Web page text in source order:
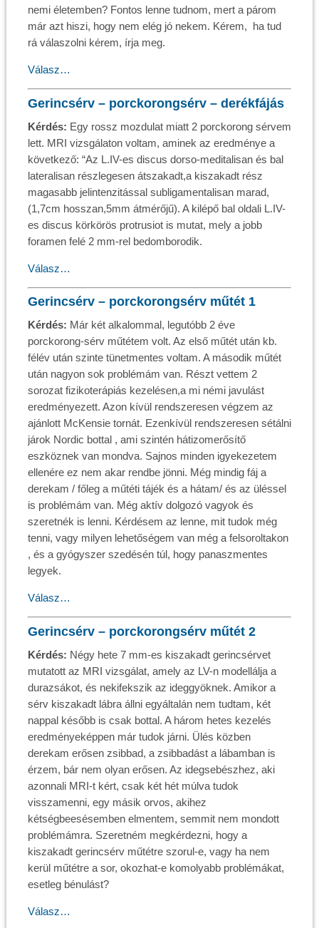
nemi életemben? Fontos lenne tudnom, mert a párom
már azt hiszi, hogy nem elég jó nekem. Kérem, ha tud
rá válaszolni kérem, írja meg.
Válasz…
Gerincsérv – porckorongsérv – derékfájás
Kérdés: Egy rossz mozdulat miatt 2 porckorong sérvem
lett. MRI vizsgálaton voltam, aminek az eredménye a
következő: “Az L.IV-es discus dorso-meditalisan és bal
lateralisan részlegesen átszakadt,a kiszakadt rész
magasabb jelintenzitással subligamentalisan marad,
(1,7cm hosszan,5mm átmérőjű). A kilépő bal oldali L.IV-
es discus körkörös protrusiot is mutat, mely a jobb
foramen felé 2 mm-rel bedomborodik.
Válasz…
Gerincsérv – porckorongsérv műtét 1
Kérdés: Már két alkalommal, legutóbb 2 éve
porckorong-sérv műtétem volt. Az első műtét után kb.
félév után szinte tünetmentes voltam. A második műtét
után nagyon sok problémám van. Részt vettem 2
sorozat fizikoterápiás kezelésen,a mi némi javulást
eredményezett. Azon kívül rendszeresen végzem az
ajánlott McKensie tornát. Ezenkívül rendszeresen sétálni
járok Nordic bottal , ami szintén hátizomerősítő
eszköznek van mondva. Sajnos minden igyekezetem
ellenére ez nem akar rendbe jönni. Még mindig fáj a
derekam / főleg a műtéti tájék és a hátam/ és az üléssel
is problémám van. Még aktív dolgozó vagyok és
szeretnék is lenni. Kérdésem az lenne, mit tudok még
tenni, vagy milyen lehetőségem van még a felsoroltakon
, és a gyógyszer szedésén túl, hogy panaszmentes
legyek.
Válasz…
Gerincsérv – porckorongsérv műtét 2
Kérdés: Négy hete 7 mm-es kiszakadt gerincsérvet
mutatott az MRI vizsgálat, amely az LV-n modellálja a
durazsákot, és nekifekszik az ideggyöknek. Amikor a
sérv kiszakadt lábra állni egyáltalán nem tudtam, két
nappal később is csak bottal. A három hetes kezelés
eredményeképpen már tudok járni. Ülés közben
derekam erősen zsibbad, a zsibbadást a lábamban is
érzem, bár nem olyan erősen. Az idegsebészhez, aki
azonnali MRI-t kért, csak két hét múlva tudok
visszamenni, egy másik orvos, akihez
kétségbeesésemben elmentem, semmit nem mondott
problémámra. Szeretném megkérdezni, hogy a
kiszakadt gerincsérv műtétre szorul-e, vagy ha nem
kerül műtétre a sor, okozhat-e komolyabb problémákat,
esetleg bénulást?
Válasz…